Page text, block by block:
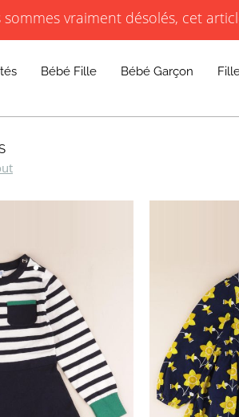
BORDEAUX, CAEN, PARIS COMMERCE, PARIS
Bébé Fille Bébé Garçon
sommes vraiment désolés, cet